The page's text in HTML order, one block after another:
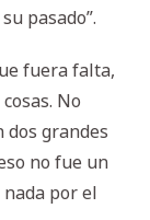
pasado”.
fuera falta,
No
dos grandes
no fue un
por el